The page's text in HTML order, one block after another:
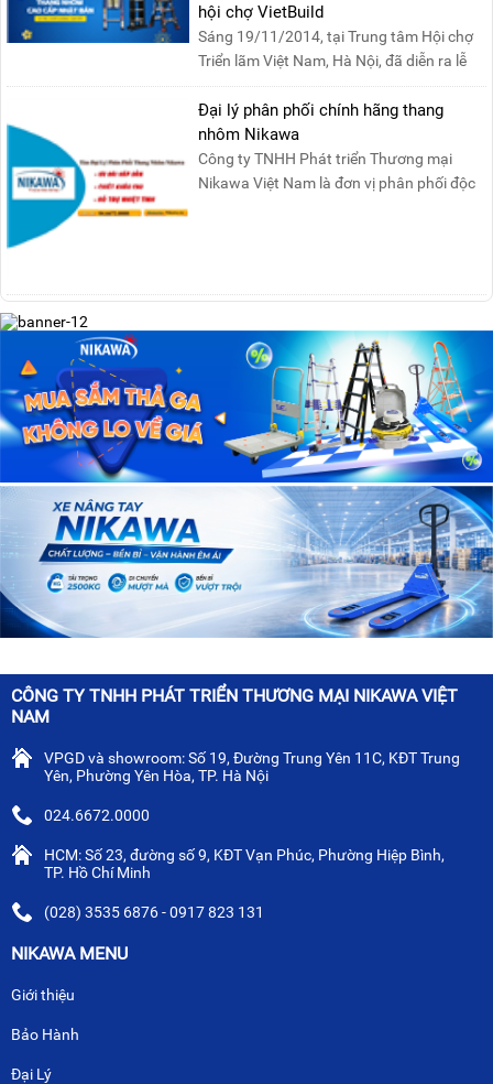
hội chợ VietBuild
Sáng 19/11/2014, tại Trung tâm Hội chợ
Triển lãm Việt Nam, Hà Nội, đã diễn ra lễ
khai mạc “Triể....
Đại lý phân phối chính hãng thang
nhôm Nikawa
Công ty TNHH Phát triển Thương mại
Nikawa Việt Nam là đơn vị phân phối độc
CÔNG TY TNHH PHÁT TRIỂN THƯƠNG MẠI NIKAWA VIỆT
NAM
VPGD và showroom: Số 19, Đường Trung Yên 11C, KĐT Trung
Yên, Phường Yên Hòa, TP. Hà Nội
024.6672.0000
HCM: Số 23, đường số 9, KĐT Vạn Phúc, Phường Hiệp Bình,
TP. Hồ Chí Minh
(028) 3535 6876 - 0917 823 131
NIKAWA MENU
Giới thiệu
Bảo Hành
Đại Lý